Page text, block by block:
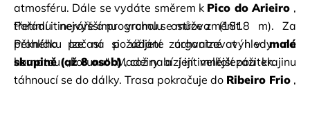
atmosféru. Dále se vydáte směrem k Pico do Arieiro ,
třetímu nejvyššímu vrcholu ostrova (1818 m). Za
pěkného počasí si užijete úchvatné výhledy na
hornatou „korunu“ Madeiry a její velkolepou krajinu
táhnoucí se do dálky. Trasa pokračuje do Ribeiro Frio ,
Pořadí itineráře a programu se může změnit.
Prohlídku lze na požádání zorganizovat i v malé
skupině (až 8 osob) , což nabízí intimnější zážitek.